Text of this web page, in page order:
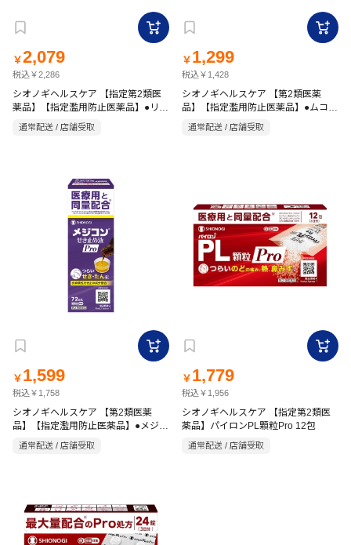
￥2,079
税込￥2,286
シオノギヘルスケア 【指定第2類医
薬品】【指定濫用防止医薬品】●リン
デロンVsプレミアム クリーム 8g
通常配送 / 店舗受取
￥ 1,299
税込￥1,428
シオノギヘルスケア 【第2類医薬
品】【指定濫用防止医薬品】●ムコダ
イン 去たん錠Pro500 10錠
通常配送 / 店舗受取
￥ 1,599
税込￥1,758
シオノギヘルスケア 【第2類医薬
品】【指定濫用防止医薬品】●メジコ
ンせき止め液Pro 72ml
通常配送 / 店舗受取
￥ 1,779
税込￥1,956
シオノギヘルスケア 【指定第2類医
薬品】パイロンPL顆粒Pro 12包
通常配送 / 店舗受取